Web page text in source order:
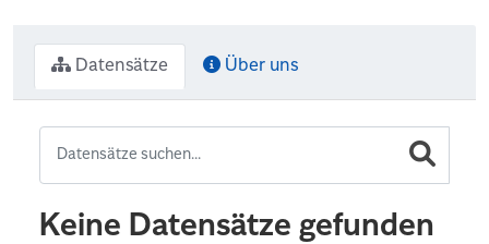
Datensätze Über uns
Keine Datensätze gefunden